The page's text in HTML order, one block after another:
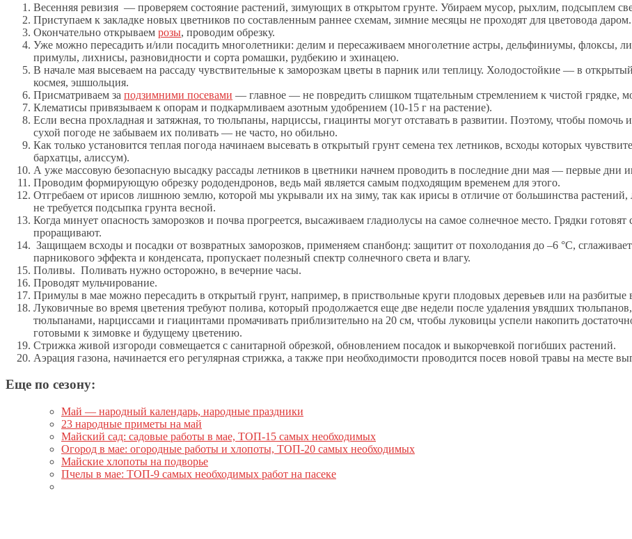
Весенняя ревизия — проверяем состояние растений, зимующих в открытом грунте. Убираем мусор, рыхлим, подсыплем
Приступаем к закладке новых цветников по составленным раннее схемам, зимние месяцы не проходят для цветовода
Окончательно открываем розы, проводим обрезку.
Уже можно пересадить и/или посадить многолетники: делим и пересаживаем многолетние астры, дельфиниумы, флоксы,
примулы, лихнисы, разновидности и сорта ромашки, рудбекию и эхинацею.
В начале мая высеваем на рассаду чувствительные к заморозкам цветы в парник или теплицу. Холодостойкие — в
космея, эшшольция.
Присматриваем за подзимними посевами — главное — не повредить слишком тщательным стремлением к чистой грядке,
Клематисы привязываем к опорам и подкармливаем азотным удобрением (10-15 г на растение).
Если весна прохладная и затяжная, то тюльпаны, нарциссы, гиацинты могут отставать в развитии. Поэтому, чтобы
сухой погоде не забываем их поливать — не часто, но обильно.
Как только установится теплая погода начинаем высевать в открытый грунт семена тех летников, всходы которых
бархатцы, алиссум).
А уже массовую безопасную высадку рассады летников в цветники начнем проводить в последние дни мая — первые дни
Проводим формирующую обрезку рододендронов, ведь май является самым подходящим временем для этого.
Отгребаем от ирисов лишнюю землю, которой мы укрывали их на зиму, так как ирисы в отличие от большинства
не требуется подсыпка грунта весной.
Когда минует опасность заморозков и почва прогреется, высаживаем гладиолусы на самое солнечное место. Грядки
проращивают.
Защищаем всходы и посадки от возвратных заморозков, применяем спанбонд: защитит от похолодания до –6 °C,
парникового эффекта и конденсата, пропускает полезный спектр солнечного света и влагу.
Поливы. Поливать нужно осторожно, в вечерние часы.
Проводят мульчирование.
Примулы в мае можно пересадить в открытый грунт, например, в приствольные круги плодовых деревьев или на разбитые
Луковичные во время цветения требуют полива, который продолжается еще две недели после удаления увядших
тюльпанами, нарциссами и гиацинтами промачивать приблизительно на 20 см, чтобы луковицы успели накопить
готовыми к зимовке и будущему цветению.
Стрижка живой изгороди совмещается с санитарной обрезкой, обновлением посадок и выкорчевкой погибших растений.
Аэрация газона, начинается его регулярная стрижка, а также при необходимости проводится посев новой травы на месте
Еще по сезону:
Май — народный календарь, народные праздники
23 народные приметы на май
Майский сад: садовые работы в мае, ТОП-15 самых необходимых
Огород в мае: огородные работы и хлопоты, ТОП-20 самых необходимых
Майские хлопоты на подворье
Пчелы в мае: ТОП-9 самых необходимых работ на пасеке